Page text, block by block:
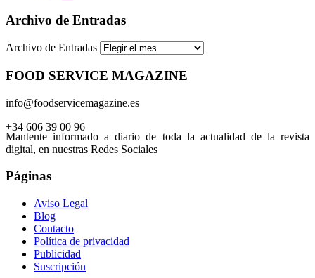
Archivo de Entradas
Archivo de Entradas
FOOD SERVICE MAGAZINE
info@foodservicemagazine.es
+34 606 39 00 96
Mantente informado a diario de toda la actualidad de la revista
digital, en nuestras Redes Sociales
Páginas
Aviso Legal
Blog
Contacto
Política de privacidad
Publicidad
Suscripción